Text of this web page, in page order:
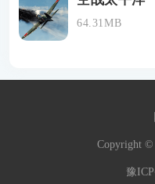
64.31MB
Copyright
豫